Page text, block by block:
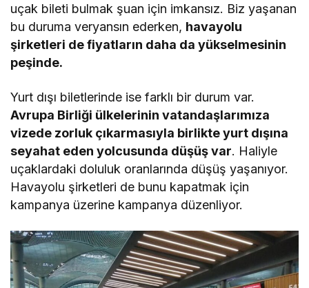
uçak bileti bulmak şuan için imkansız. Biz yaşanan
bu duruma veryansın ederken, havayolu
şirketleri de fiyatların daha da yükselmesinin
peşinde.
Yurt dışı biletlerinde ise farklı bir durum var.
Avrupa Birliği ülkelerinin vatandaşlarımıza
vizede zorluk çıkarmasıyla birlikte yurt dışına
seyahat eden yolcusunda düşüş var. Haliyle
uçaklardaki doluluk oranlarında düşüş yaşanıyor.
Havayolu şirketleri de bunu kapatmak için
kampanya üzerine kampanya düzenliyor.